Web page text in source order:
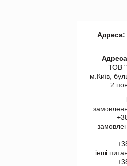
Адреса:
Адреса
ТОВ
м.Київ,
2
інші